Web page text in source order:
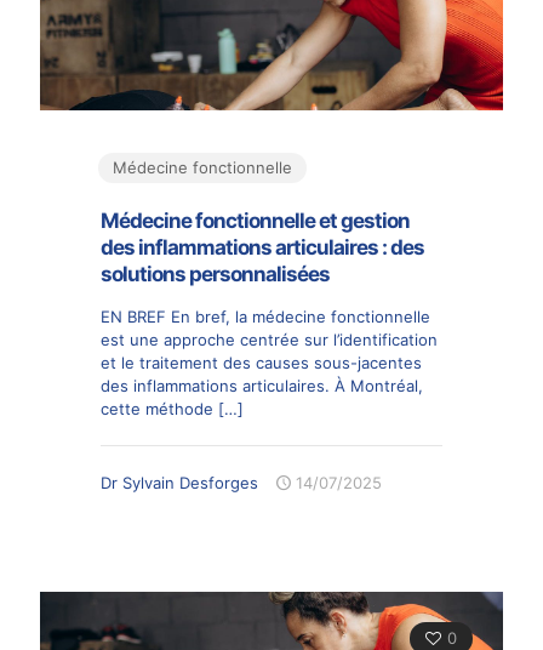
Médecine fonctionnelle
Médecine fonctionnelle et gestion
des inflammations articulaires : des
solutions personnalisées
EN BREF En bref, la médecine fonctionnelle
est une approche centrée sur l’identification
et le traitement des causes sous-jacentes
des inflammations articulaires. À Montréal,
cette méthode […]
Dr Sylvain Desforges 14/07/2025
0